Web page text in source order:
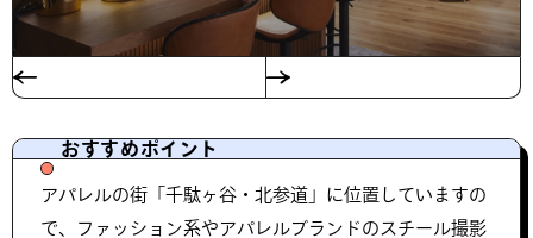
おすすめポイント
アパレルの街「千駄ヶ谷・北参道」に位置していますの
で、ファッション系やアパレルブランドのスチール撮影